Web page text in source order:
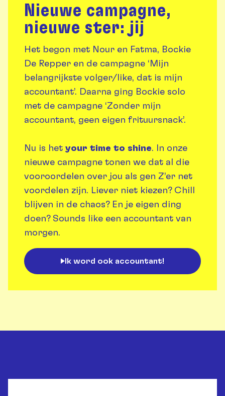
Nieuwe campagne,
nieuwe ster: jij
Het begon met Nour en Fatma, Bockie
De Repper en de campagne ‘Mijn
belangrijkste volger/like, dat is mijn
accountant’. Daarna ging Bockie solo
met de campagne ‘Zonder mijn
accountant, geen eigen frituursnack’.
Nu is het your time to shine. In onze
nieuwe campagne tonen we dat al die
vooroordelen over jou als gen Z’er net
voordelen zijn. Liever niet kiezen? Chill
blijven in de chaos? En je eigen ding
doen? Sounds like een accountant van
morgen.
Ik word ook accountant!